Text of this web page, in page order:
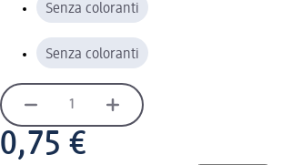
Senza coloranti
Senza coloranti
0,75 €